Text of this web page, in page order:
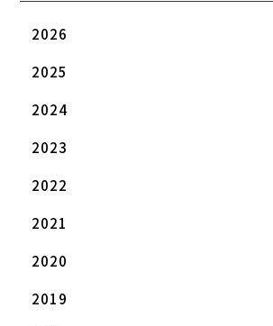
2026
2025
2024
2023
2022
2021
2020
2019